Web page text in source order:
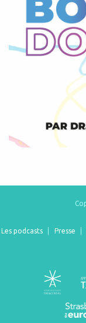
Les podcasts
Presse